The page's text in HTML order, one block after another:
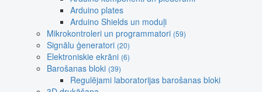
Arduino plates
Arduino Shields un moduļi
Mikrokontroleri un programmatori (59)
Signālu ģeneratori (20)
Elektroniskie ekrāni (6)
Barošanas bloki (39)
Regulējami laboratorijas barošanas bloki